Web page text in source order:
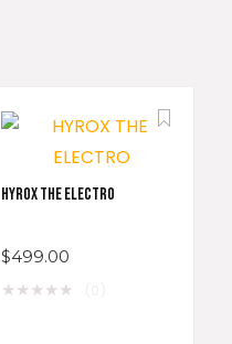
HYROX THE ELECTRO
$499.00
★★★★★